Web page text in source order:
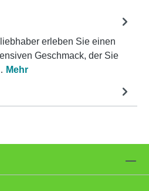
erleben Sie einen
Geschmack, der Sie
Mehr